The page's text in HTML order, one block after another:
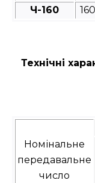
Ч-160 160
Технічні
Номінальне
передавальне
число